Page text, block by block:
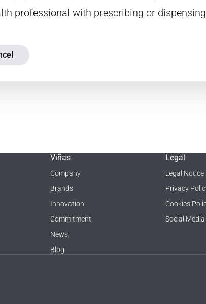
professional with prescribing or dispensing
Viñas
Company
Brands
Innovation
Commitment
News
Blog
Legal
Legal Notice
Privacy
Cookies
Social